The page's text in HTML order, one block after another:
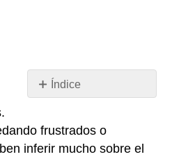
Índice
el
drama
frustrados o
inferir mucho sobre el